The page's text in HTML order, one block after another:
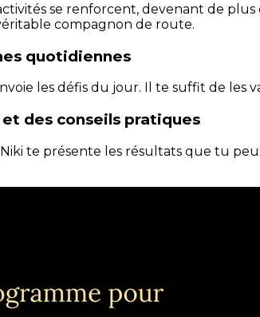
se renforcent, devenant de
compagnon de route.
quotidiennes
les défis du jour. Il te suffit de les
des conseils pratiques
te présente les résultats que tu